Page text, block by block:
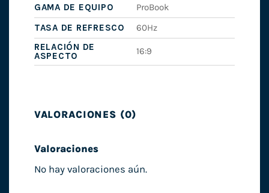
GAMA DE EQUIPO
ProBook
TASA DE REFRESCO
60Hz
RELACIÓN DE
ASPECTO
16:9
VALORACIONES (0)
Valoraciones
No hay valoraciones aún.